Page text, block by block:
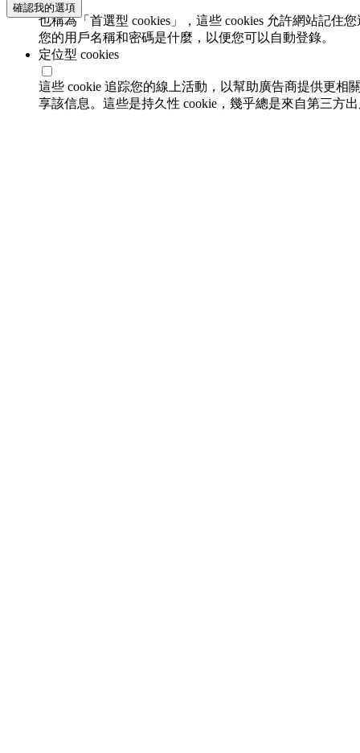
也稱為「首選型 cookies」，這些 cookies 允許網站記
您的用戶名稱和密碼是什麼，以便您可以自動登錄。
定位型 cookies
這些 cookie 追踪您的線上活動，以幫助廣告商提供更相
享該信息。這些是持久性 cookie，幾乎總是來自第三方
確認我的選項